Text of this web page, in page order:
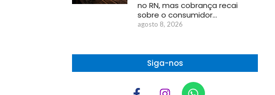
no RN, mas cobrança recai
sobre o consumidor…
agosto 8, 2026
Siga-nos